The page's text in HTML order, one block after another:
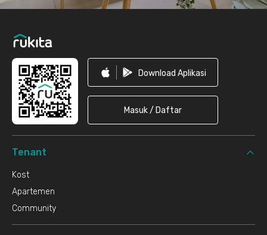
Download Aplikasi
Masuk / Daftar
Tenant
Kost
Apartemen
Community